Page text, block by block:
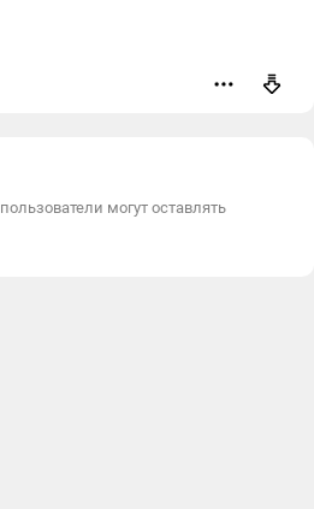
пользователи могут оставлять